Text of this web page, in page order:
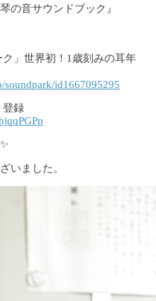
の音サウンドブック』
」世界初！1歳刻みの耳年
soundpark/id1667095295
登録
いました。